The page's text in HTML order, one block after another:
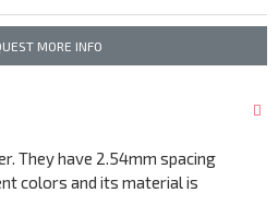
MORE INFO
They have 2.54mm spacing
colors and its material is